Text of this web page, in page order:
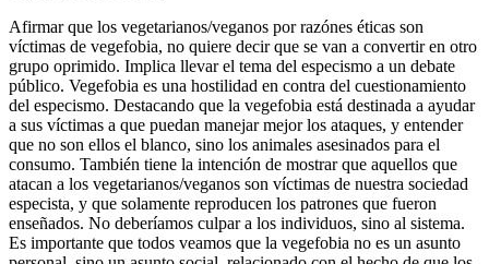
Afirmar que los vegetarianos/veganos por razónes éticas son
víctimas de vegefobia, no quiere decir que se van a convertir en otro
grupo oprimido. Implica llevar el tema del especismo a un debate
público. Vegefobia es una hostilidad en contra del cuestionamiento
del especismo. Destacando que la vegefobia está destinada a ayudar
a sus víctimas a que puedan manejar mejor los ataques, y entender
que no son ellos el blanco, sino los animales asesinados para el
consumo. También tiene la intención de mostrar que aquellos que
atacan a los vegetarianos/veganos son víctimas de nuestra sociedad
especista, y que solamente reproducen los patrones que fueron
enseñados. No deberíamos culpar a los individuos, sino al sistema.
Es importante que todos veamos que la vegefobia no es un asunto